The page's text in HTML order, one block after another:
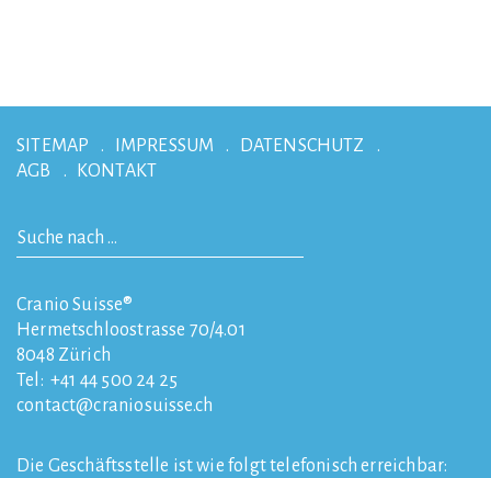
SITEMAP IMPRESSUM
DATENSCHUTZ
AGB
KONTAKT
Cranio Suisse®
Hermetschloostrasse 70/4.01
8048 Zürich
Tel: +41 44 500 24 25
contact
craniosuisse.ch
Die Geschäftsstelle ist wie folgt telefonisch erreichbar: